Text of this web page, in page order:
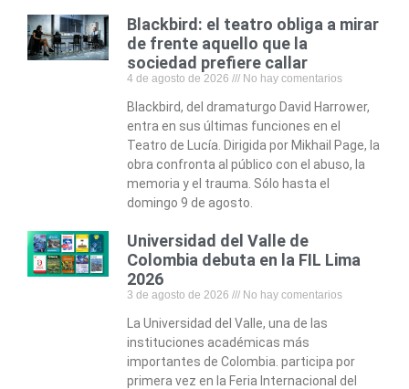
Blackbird: el teatro obliga a mirar
de frente aquello que la
sociedad prefiere callar
4 de agosto de 2026 No hay comentarios
Blackbird, del dramaturgo David Harrower,
entra en sus últimas funciones en el
Teatro de Lucía. Dirigida por Mikhail Page, la
obra confronta al público con el abuso, la
memoria y el trauma. Sólo hasta el
domingo 9 de agosto.
Universidad del Valle de
Colombia debuta en la FIL Lima
2026
3 de agosto de 2026 No hay comentarios
La Universidad del Valle, una de las
instituciones académicas más
importantes de Colombia. participa por
primera vez en la Feria Internacional del